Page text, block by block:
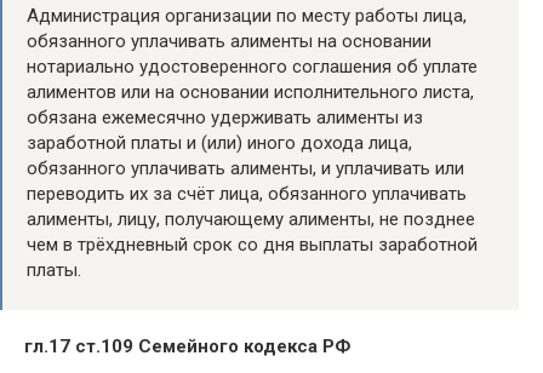
Администрация организации по месту работы лица,
обязанного уплачивать алименты на основании
нотариально удостоверенного соглашения об уплате
алиментов или на основании исполнительного листа,
обязана ежемесячно удерживать алименты из
заработной платы и (или) иного дохода лица,
обязанного уплачивать алименты, и уплачивать или
переводить их за счёт лица, обязанного уплачивать
алименты, лицу, получающему алименты, не позднее
чем в трёхдневный срок со дня выплаты заработной
платы.
гл.17 ст.109 Семейного кодекса РФ